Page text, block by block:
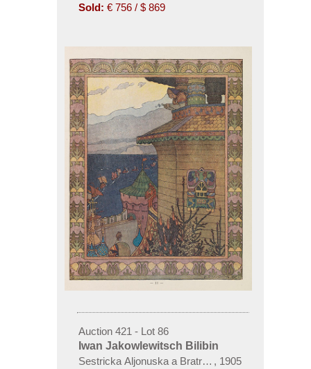
Sold: € 756 / $ 869
Auction 421 - Lot 86
Iwan Jakowlewitsch Bilibin
Sestricka Aljonuska a Bratricek Ivanuska. Um
, 1905